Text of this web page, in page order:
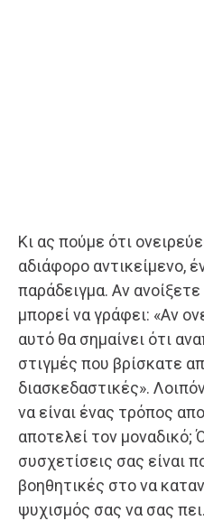
Κι ας πούμε ότι
αδιάφορο αντικείμενο,
παράδειγμα. Αν
μπορεί να γράφει: «Αν
αυτό θα σημαίνει ότι
στιγμές που βρίσκατε
διασκεδαστικές».
να είναι ένας τρόπος
αποτελεί τον μοναδικό;
συσχετίσεις σας είναι
βοηθητικές στο να
ψυχισμός σας να σας